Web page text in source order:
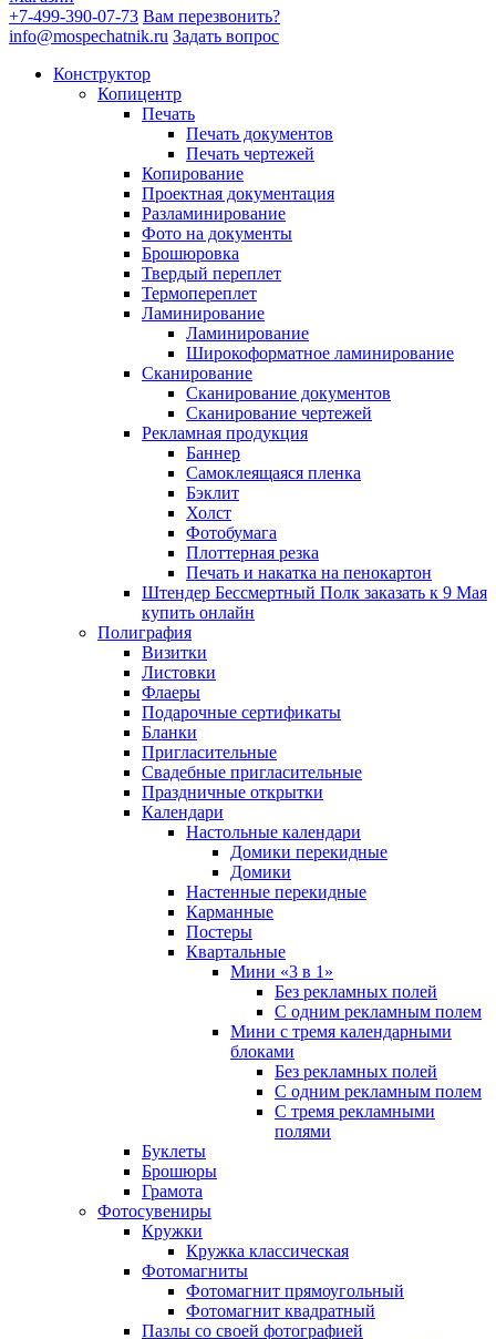
+7-499-390-07-73 Вам перезвонить?
info@mospechatnik.ru Задать вопрос
Конструктор
Копицентр
Печать
Печать документов
Печать чертежей
Копирование
Проектная документация
Разламинирование
Фото на документы
Брошюровка
Твердый переплет
Термопереплет
Ламинирование
Ламинирование
Широкоформатное ламинирование
Сканирование
Сканирование документов
Сканирование чертежей
Рекламная продукция
Баннер
Самоклеящаяся пленка
Бэклит
Холст
Фотобумага
Плоттерная резка
Печать и накатка на пенокартон
Штендер Бессмертный Полк заказать к 9 Мая
купить онлайн
Полиграфия
Визитки
Листовки
Флаеры
Подарочные сертификаты
Бланки
Пригласительные
Свадебные пригласительные
Праздничные открытки
Календари
Настольные календари
Домики перекидные
Домики
Настенные перекидные
Карманные
Постеры
Квартальные
Мини «3 в 1»
Без рекламных полей
С одним рекламным полем
Мини с тремя календарными
блоками
Без рекламных полей
С одним рекламным полем
С тремя рекламными
полями
Буклеты
Брошюры
Грамота
Фотосувениры
Кружки
Кружка классическая
Фотомагниты
Фотомагнит прямоугольный
Фотомагнит квадратный
Пазлы со своей фотографией